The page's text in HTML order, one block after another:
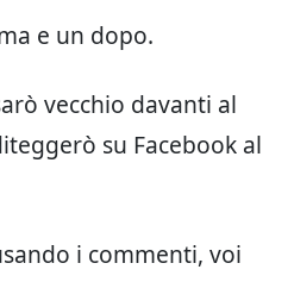
e un dopo.
vecchio davanti al
su Facebook al
i commenti, voi